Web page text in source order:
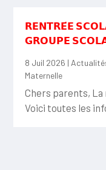
𝗥𝗘𝗡𝗧𝗥𝗘́𝗘
𝗚𝗥𝗢𝗨𝗣𝗘
8 Juil 2026 |
Maternelle
Chers parents,
Voici toutes les